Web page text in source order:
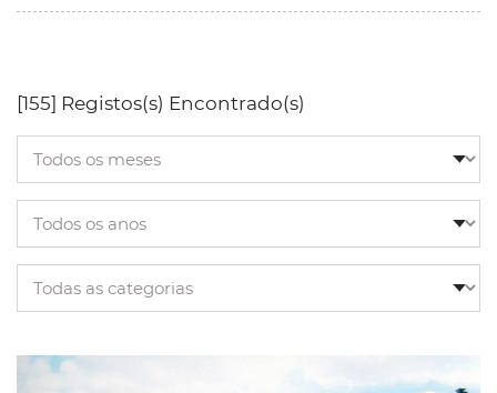
[155] Registos(s) Encontrado(s)